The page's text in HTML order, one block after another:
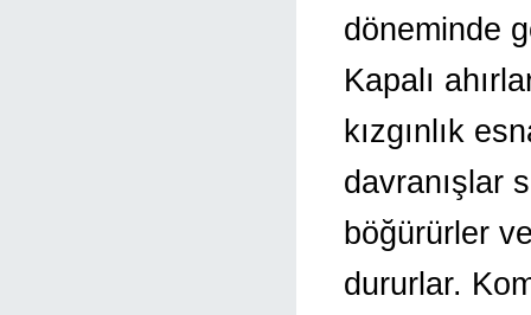
döneminde
Kapalı
kızgınlık
davranışlar
böğürürler
dururlar.